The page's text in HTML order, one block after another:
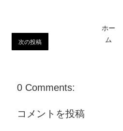
次の投稿
ホー
ム
0 Comments:
コメントを投稿